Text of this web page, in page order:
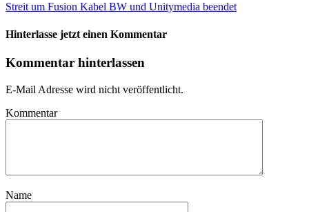
Streit um Fusion Kabel BW und Unitymedia beendet
Hinterlasse jetzt einen Kommentar
Kommentar hinterlassen
E-Mail Adresse wird nicht veröffentlicht.
Kommentar
Name